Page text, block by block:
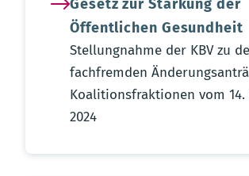
Gesetz zur Stärkung der
Öffentlichen Gesundheit
Stellungnahme der KBV zu
fachfremden
Koalitionsfraktionen vom
2024